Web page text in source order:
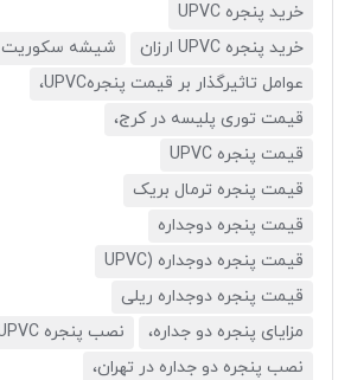
خرید پنجره UPVC
خرید پنجره UPVC ارزان
شیشه سکوریت
عوامل تاثیرگذار بر قیمت پنجرهUPVC،
قیمت توری پلیسه در کرج،
قیمت پنجره UPVC
قیمت پنجره ترمال بریک
قیمت پنجره دوجداره
قیمت پنجره دوجداره (UPVC
قیمت پنجره دوجداره ریلی
مزایای پنجره دو جداره،
نصب پنجره UPVC
نصب پنجره دو جداره در تهران،